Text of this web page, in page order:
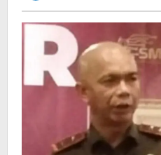
Wartawan